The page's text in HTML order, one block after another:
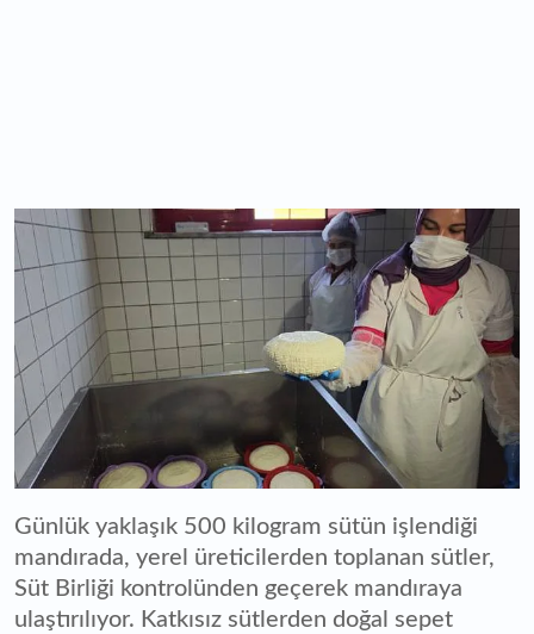
Günlük yaklaşık 500 kilogram sütün işlendiği
mandırada, yerel üreticilerden toplanan sütler,
Süt Birliği kontrolünden geçerek mandıraya
ulaştırılıyor. Katkısız sütlerden doğal sepet